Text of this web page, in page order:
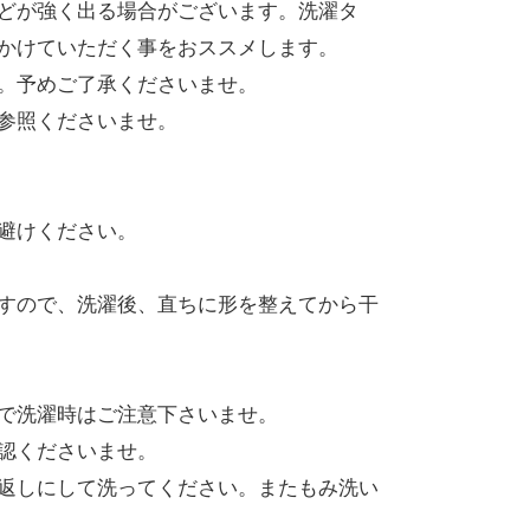
強く出る場合がございます。洗濯タ
ていただく事をおススメします。
めご了承くださいませ。
くださいませ。
ください。
ので、洗濯後、直ちに形を整えてから干
濯時はご注意下さいませ。
ださいませ。
にして洗ってください。またもみ洗い